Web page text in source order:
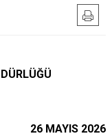
26 MAYIS 2026